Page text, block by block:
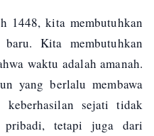
1448, kita membutuhkan
Kita membutuhkan
waktu adalah amanah.
yang berlalu membawa
keberhasilan sejati tidak
tetapi juga dari